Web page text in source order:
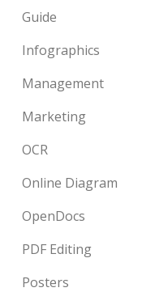
Guide
Infographics
Management
Marketing
OCR
Online Diagram
OpenDocs
PDF Editing
Posters